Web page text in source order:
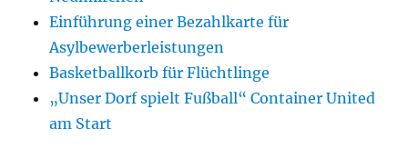
Einführung einer Bezahlkarte für
Asylbewerberleistungen
Basketballkorb für Flüchtlinge
„Unser Dorf spielt Fußball“ Container United
am Start